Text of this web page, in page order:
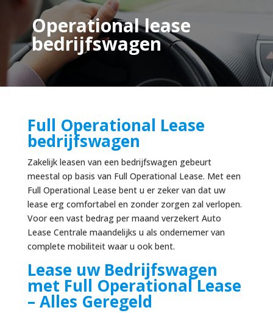
Operational lease
bedrijfswagen
Full Operational Lease
bedrijfswagen
Zakelijk leasen van een bedrijfswagen gebeurt
meestal op basis van Full Operational Lease. Met een
Full Operational Lease bent u er zeker van dat uw
lease erg comfortabel en zonder zorgen zal verlopen.
Voor een vast bedrag per maand verzekert Auto
Lease Centrale maandelijks u als ondernemer van
complete mobiliteit waar u ook bent.
Lease uw Bedrijfswagen
met Full Operational Lease
– Alles Geregeld